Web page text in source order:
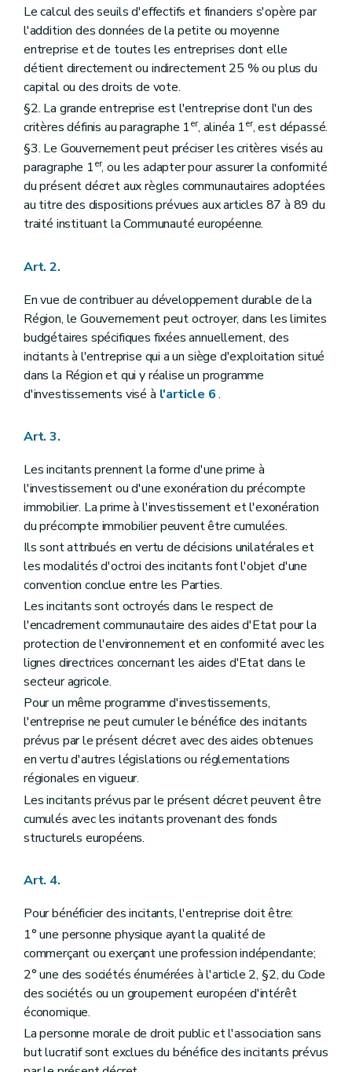
Le calcul des seuils d'effectifs et financiers s'opère par
l'addition des données de la petite ou moyenne
entreprise et de toutes les entreprises dont elle
détient directement ou indirectement 25 % ou plus du
capital ou des droits de vote.
§2. La grande entreprise est l'entreprise dont l'un des
critères définis au paragraphe 1er, alinéa 1er, est dépassé.
§3. Le Gouvernement peut préciser les critères visés au
paragraphe 1er, ou les adapter pour assurer la conformité
du présent décret aux règles communautaires adoptées
au titre des dispositions prévues aux articles 87 à 89 du
traité instituant la Communauté européenne.
Art. 2.
En vue de contribuer au développement durable de la
Région, le Gouvernement peut octroyer, dans les limites
budgétaires spécifiques fixées annuellement, des
incitants à l'entreprise qui a un siège d'exploitation situé
dans la Région et qui y réalise un programme
d'investissements visé à l'article 6.
Art. 3.
Les incitants prennent la forme d'une prime à
l'investissement ou d'une exonération du précompte
immobilier. La prime à l'investissement et l'exonération
du précompte immobilier peuvent être cumulées.
Ils sont attribués en vertu de décisions unilatérales et
les modalités d'octroi des incitants font l'objet d'une
convention conclue entre les Parties.
Les incitants sont octroyés dans le respect de
l'encadrement communautaire des aides d'Etat pour la
protection de l'environnement et en conformité avec les
lignes directrices concernant les aides d'Etat dans le
secteur agricole.
Pour un même programme d'investissements,
l'entreprise ne peut cumuler le bénéfice des incitants
prévus par le présent décret avec des aides obtenues
en vertu d'autres législations ou réglementations
régionales en vigueur.
Les incitants prévus par le présent décret peuvent être
cumulés avec les incitants provenant des fonds
structurels européens.
Art. 4.
Pour bénéficier des incitants, l'entreprise doit être:
1° une personne physique ayant la qualité de
commerçant ou exerçant une profession indépendante;
2° une des sociétés énumérées à l'article 2, §2, du Code
des sociétés ou un groupement européen d'intérêt
économique.
La personne morale de droit public et l'association sans
but lucratif sont exclues du bénéfice des incitants prévus